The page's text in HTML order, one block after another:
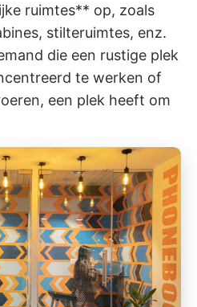
ruimtes** op, zoals
stilteruimtes, enz.
die een rustige plek
te werken of
een plek heeft om